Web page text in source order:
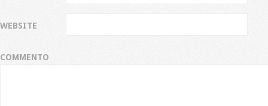
WEBSITE
COMMENTO